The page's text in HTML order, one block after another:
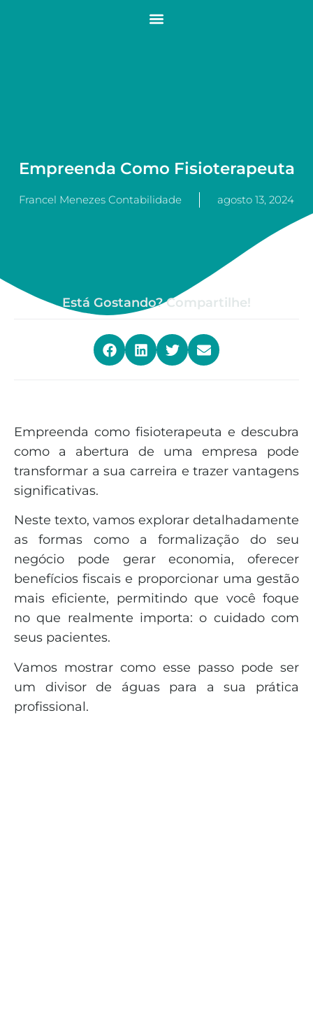
Empreenda Como Fisioterapeuta
Francel Menezes Contabilidade agosto 13, 2024
Está Gostando? Compartilhe!
Empreenda como fisioterapeuta e descubra
como a abertura de uma empresa pode
transformar a sua carreira e trazer vantagens
significativas.
Neste texto, vamos explorar detalhadamente
as formas como a formalização do seu
negócio pode gerar economia, oferecer
benefícios fiscais e proporcionar uma gestão
mais eficiente, permitindo que você foque
no que realmente importa: o cuidado com
seus pacientes.
Vamos mostrar como esse passo pode ser
um divisor de águas para a sua prática
profissional.